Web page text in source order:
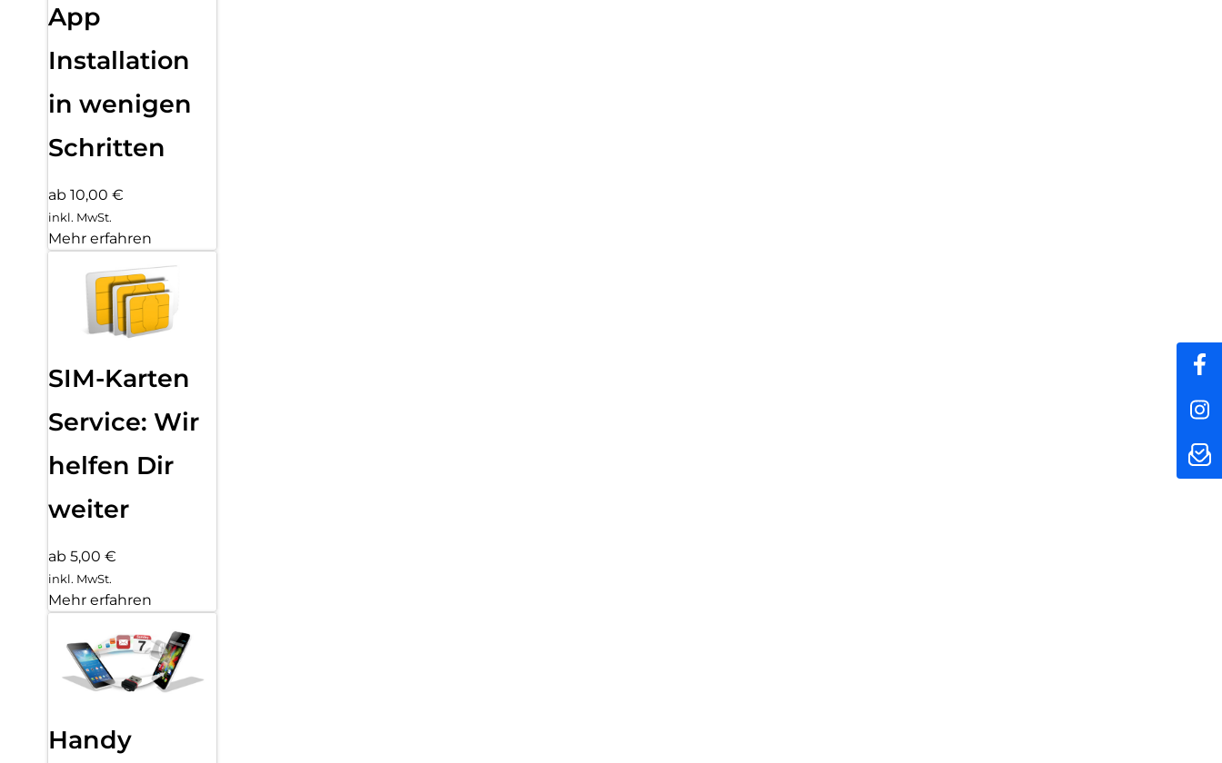
App
Installation
in wenigen
Schritten
ab 10,00 €
inkl. MwSt.
Mehr erfahren
SIM-Karten
Service: Wir
helfen Dir
weiter
ab 5,00 €
inkl. MwSt.
Mehr erfahren
Handy